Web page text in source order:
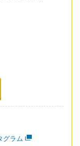
グラム